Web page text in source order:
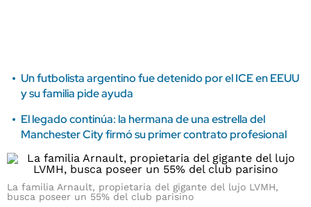
Un futbolista argentino fue detenido por el ICE en EEUU
y su familia pide ayuda
El legado continúa: la hermana de una estrella del
Manchester City firmó su primer contrato profesional
La familia Arnault, propietaria del gigante del lujo LVMH,
busca poseer un 55% del club parisino